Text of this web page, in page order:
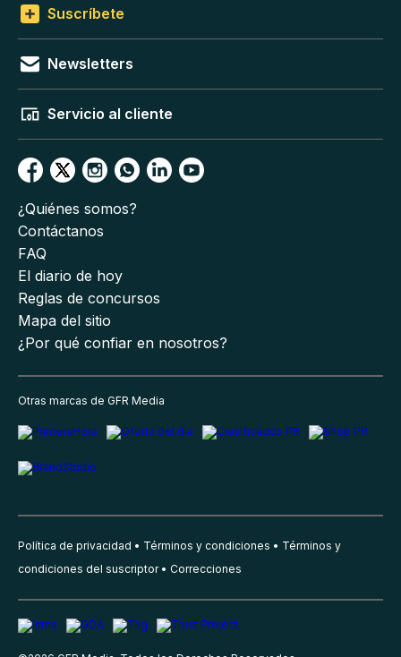
Suscríbete
Newsletters
Servicio al cliente
¿Quiénes somos?
Contáctanos
FAQ
El diario de hoy
Reglas de concursos
Mapa del sitio
¿Por qué confiar en nosotros?
Otras marcas de GFR Media
Política de privacidad Términos y condiciones
Términos y
condiciones del suscriptor
Correcciones